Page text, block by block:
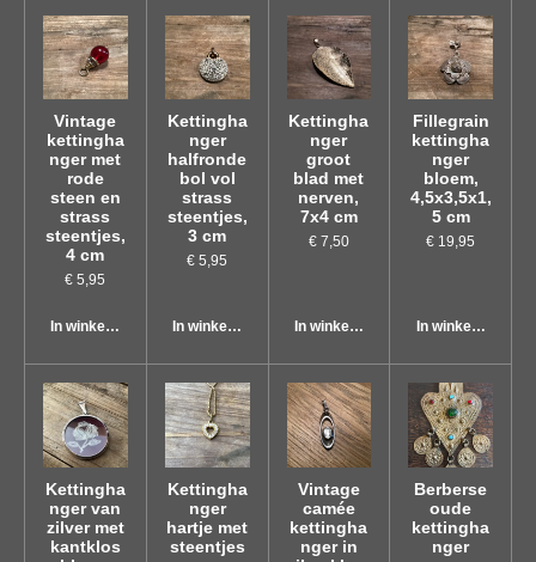
Vintage
kettingha
nger met
rode
steen en
strass
steentjes,
4 cm
€ 5,95
In winkelwagen
Kettingha
nger
halfronde
bol vol
strass
steentjes,
3 cm
€ 5,95
In winkelwagen
Kettingha
nger
groot
blad met
nerven,
7x4 cm
€ 7,50
In winkelwagen
Fillegrain
kettingha
nger
bloem,
4,5x3,5x1,
5 cm
€ 19,95
In winkelwagen
Kettingha
nger van
zilver met
kantklos
Kettingha
nger
hartje met
steentjes
Vintage
camée
kettingha
nger in
Berberse
oude
kettingha
nger